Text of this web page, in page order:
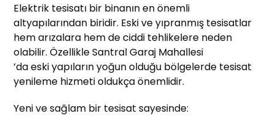
Elektrik tesisatı bir binanın en önemli
altyapılarından biridir. Eski ve yıpranmış tesisatlar
hem arızalara hem de ciddi tehlikelere neden
olabilir. Özellikle Santral Garaj Mahallesi
’da eski yapıların yoğun olduğu bölgelerde tesisat
yenileme hizmeti oldukça önemlidir.
Yeni ve sağlam bir tesisat sayesinde: